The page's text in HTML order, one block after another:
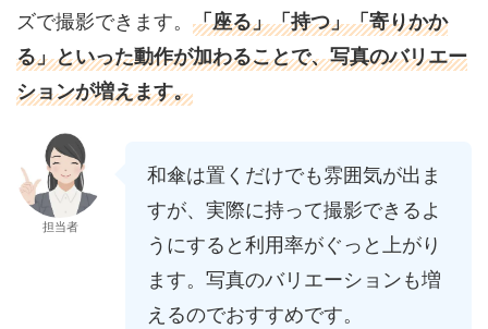
ズで撮影できます。 「座る」「持つ」「寄りかか
る」といった動作が加わることで、写真のバリエー
ションが増えます。
担当者
和傘は置くだけでも雰囲気が出ま
すが、実際に持って撮影できるよ
うにすると利用率がぐっと上がり
ます。写真のバリエーションも増
えるのでおすすめです。